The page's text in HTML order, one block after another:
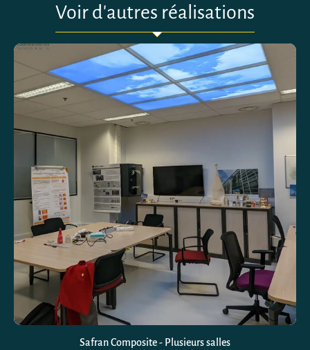
Voir d'autres réalisations
Safran Composite - Plusieurs salles